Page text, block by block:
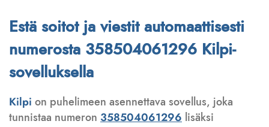
Estä soitot ja viestit automaattisesti
numerosta 358504061296 Kilpi-
sovelluksella
Kilpi on puhelimeen asennettava sovellus, joka
tunnistaa numeron 358504061296 lisäksi